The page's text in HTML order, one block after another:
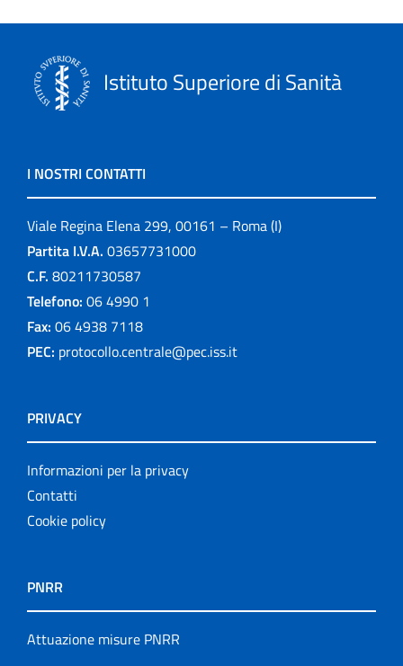
Istituto Superiore di Sanità
I NOSTRI CONTATTI
Viale Regina Elena 299, 00161 – Roma (I)
Partita I.V.A. 03657731000
C.F. 80211730587
Telefono: 06 4990 1
Fax: 06 4938 7118
PEC: protocollo.centrale@pec.iss.it
PRIVACY
Informazioni per la privacy
Contatti
Cookie policy
PNRR
Attuazione misure PNRR